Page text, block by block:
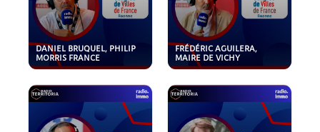
DANIEL BRUQUEL, PHILIP
MORRIS FRANCE
FRÉDÉRIC AGUILERA,
MAIRE DE VICHY